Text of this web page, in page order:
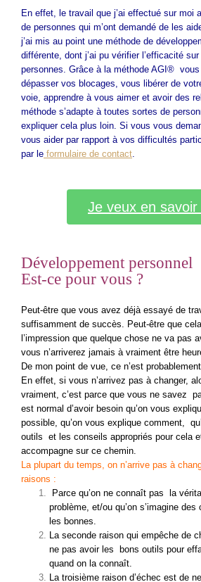
En effet, le travail que j’ai effectué sur moi
de personnes qui m’ont demandé de les
j’ai mis au point une méthode de
différente, dont j’ai pu vérifier l’efficacité
personnes. Grâce à la méthode AGI®
dépasser vos blocages, vous libérer de
voie, apprendre à vous aimer et avoir des
méthode s’adapte à toutes sortes de
expliquer cela plus loin. Si vous vous
vous aider par rapport à vos difficultés
par le formulaire de contact
Je veux en savoir
Développement
Est-ce pour vous ?
Peut-être que vous avez déjà essayé de
suffisamment de succès. Peut-être que
l’impression que quelque chose ne va pas
vous n’arriverez jamais à vraiment être
De mon point de vue, ce n’est
En effet, si vous n’arrivez pas à changer,
vraiment, c’est parce que vous ne savez
est normal d’avoir besoin qu’on vous
possible, qu’on vous explique comment,
outils et les conseils appropriés pour cela
accompagne sur ce chemin.
La plupart du temps, on n’arrive pas à
raisons :
Parce qu’on ne connaît pas la
problème, et/ou qu’on s’imagine
les bonnes.
La seconde raison qui empêche de
ne pas avoir les bons outils pour
quand on la connaît.
La troisième raison d’échec est de